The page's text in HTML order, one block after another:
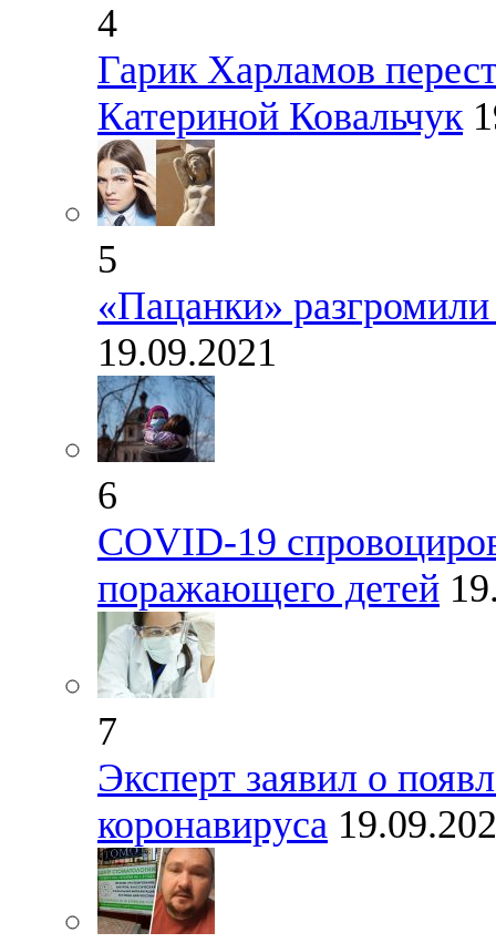
4
Гарик Харламов
Катериной Ковальчук
5
«Пацанки» разгромили
19.09.2021
6
СOVID-19
поражающего детей
7
Эксперт заявил о
коронавируса